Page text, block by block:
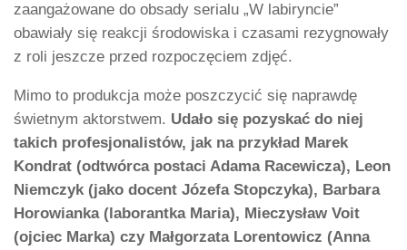
zaangażowane do obsady serialu „W labiryncie”
obawiały się reakcji środowiska i czasami rezygnowały
z roli jeszcze przed rozpoczęciem zdjęć.
Mimo to produkcja może poszczycić się naprawdę
świetnym aktorstwem. Udało się pozyskać do niej
takich profesjonalistów, jak na przykład Marek
Kondrat (odtwórca postaci Adama Racewicza), Leon
Niemczyk (jako docent Józefa Stopczyka), Barbara
Horowianka (laborantka Maria), Mieczysław Voit
(ojciec Marka) czy Małgorzata Lorentowicz (Anna